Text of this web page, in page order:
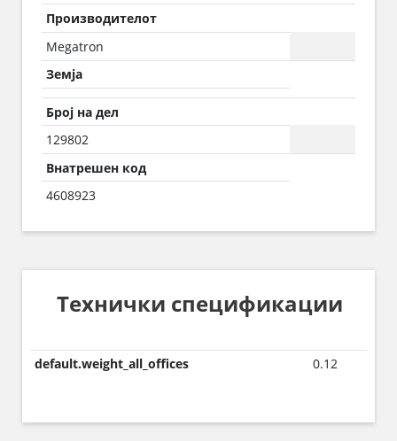
Производителот
Megatron
Земја
Број на дел
129802
Внатрешен код
4608923
Технички спецификации
default.weight_all_offices 0.12